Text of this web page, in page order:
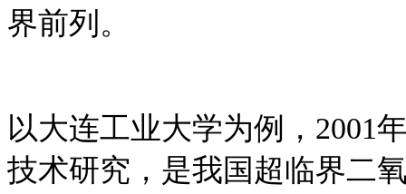
界前列。
以大连工业大学为例，2001
技术研究，是我国超临界二